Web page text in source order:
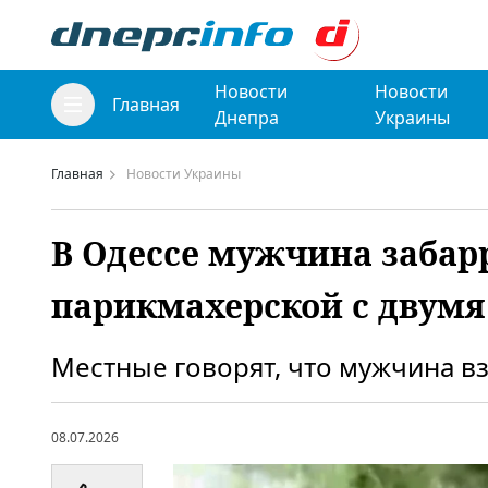
Главная
Новости
Днепра
Новости
Украины
Главная Новости Украины
В Одессе мужчина
парикмахерской с
Местные говорят, что мужчина
08.07.2026